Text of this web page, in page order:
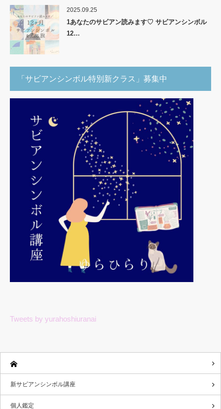
2025.09.25
1あなたのサビアン読みます♡ サビアンシンボル
12…
「サビアンシンボル特別新クラス」募集中
Tweets by yurahoshiuranai
新サビアンシンボル講座
個人鑑定